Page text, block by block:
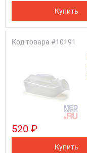
Купить
Код товара #10191
520 ₽
Купить